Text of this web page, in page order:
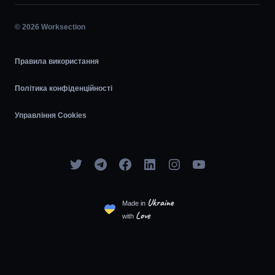
© 2026 Worksection
Правила використання
Політика конфіденційності
Управління Cookies
Made in Ukraine
with Love